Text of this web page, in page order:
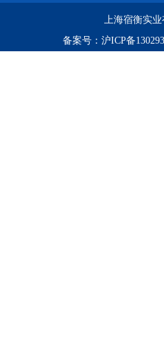
上海宿衡实
备案号： 沪ICP备